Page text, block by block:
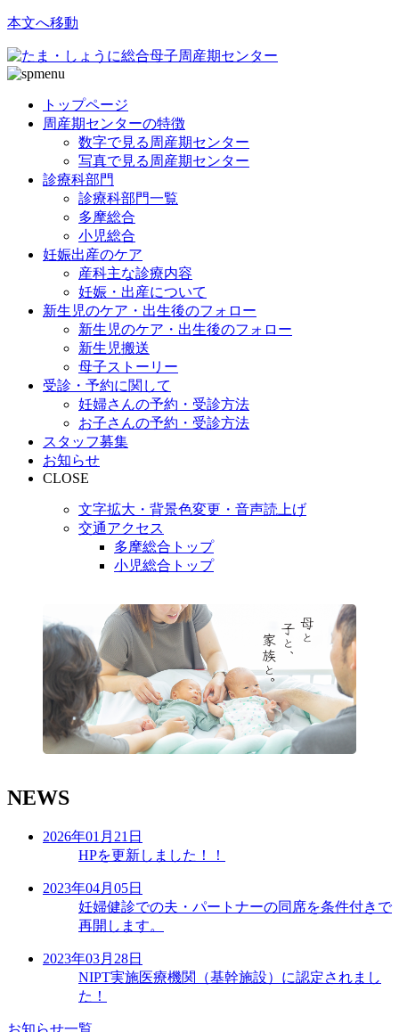
本文へ移動
トップページ
周産期センターの特徴
数字で見る周産期センター
写真で見る周産期センター
診療科部門
診療科部門一覧
多摩総合
小児総合
妊娠出産のケア
産科主な診療内容
妊娠・出産について
新生児のケア・出生後のフォロー
新生児のケア・出生後のフォロー
新生児搬送
母子ストーリー
受診・予約に関して
妊婦さんの予約・受診方法
お子さんの予約・受診方法
スタッフ募集
お知らせ
CLOSE
文字拡大・背景色変更・音声読上げ
交通アクセス
多摩総合トップ
小児総合トップ
NEWS
2026年01月21日
HPを更新しました！！
2023年04月05日
妊婦健診での夫・パートナーの同席を条件付きで
再開します。
2023年03月28日
NIPT実施医療機関（基幹施設）に認定されまし
た！
お知らせ一覧